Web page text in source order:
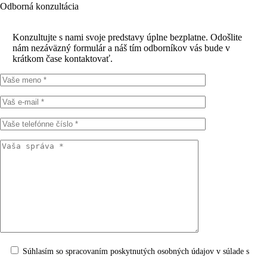
Odborná konzultácia
Konzultujte s nami svoje predstavy úplne bezplatne. Odošlite
nám nezáväzný formulár a náš tím odborníkov vás bude v
krátkom čase kontaktovať.
Súhlasím so spracovaním poskytnutých osobných údajov v súlade s